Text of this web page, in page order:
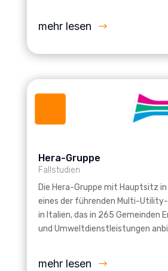
mehr lesen
Hera-Gruppe
Fallstudien
Die Hera-Gruppe mit Hauptsitz
eines der führenden Multi-
in Italien, das in 265 Gemeinden
und Umweltdienstleistungen
mehr lesen